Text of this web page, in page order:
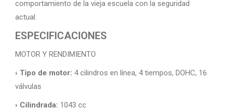
comportamiento de la vieja escuela con la seguridad
actual.
ESPECIFICACIONES
MOTOR Y RENDIMIENTO
› Tipo de motor: 4 cilindros en línea, 4 tiempos, DOHC, 16
válvulas
› Cilindrada: 1043 cc